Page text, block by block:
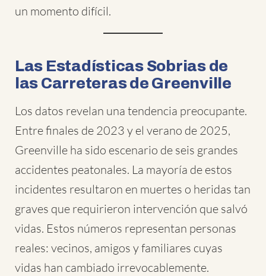
un momento difícil.
Las Estadísticas Sobrias de
las Carreteras de Greenville
Los datos revelan una tendencia preocupante.
Entre finales de 2023 y el verano de 2025,
Greenville ha sido escenario de seis grandes
accidentes peatonales. La mayoría de estos
incidentes resultaron en muertes o heridas tan
graves que requirieron intervención que salvó
vidas. Estos números representan personas
reales: vecinos, amigos y familiares cuyas
vidas han cambiado irrevocablemente.